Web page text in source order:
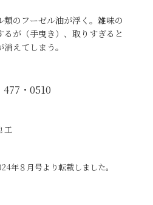
のフーゼル油が浮く。雑味の
が（手曳き）、取りすぎると
消えてしまう。
・0510
工
年８月号より転載しました。